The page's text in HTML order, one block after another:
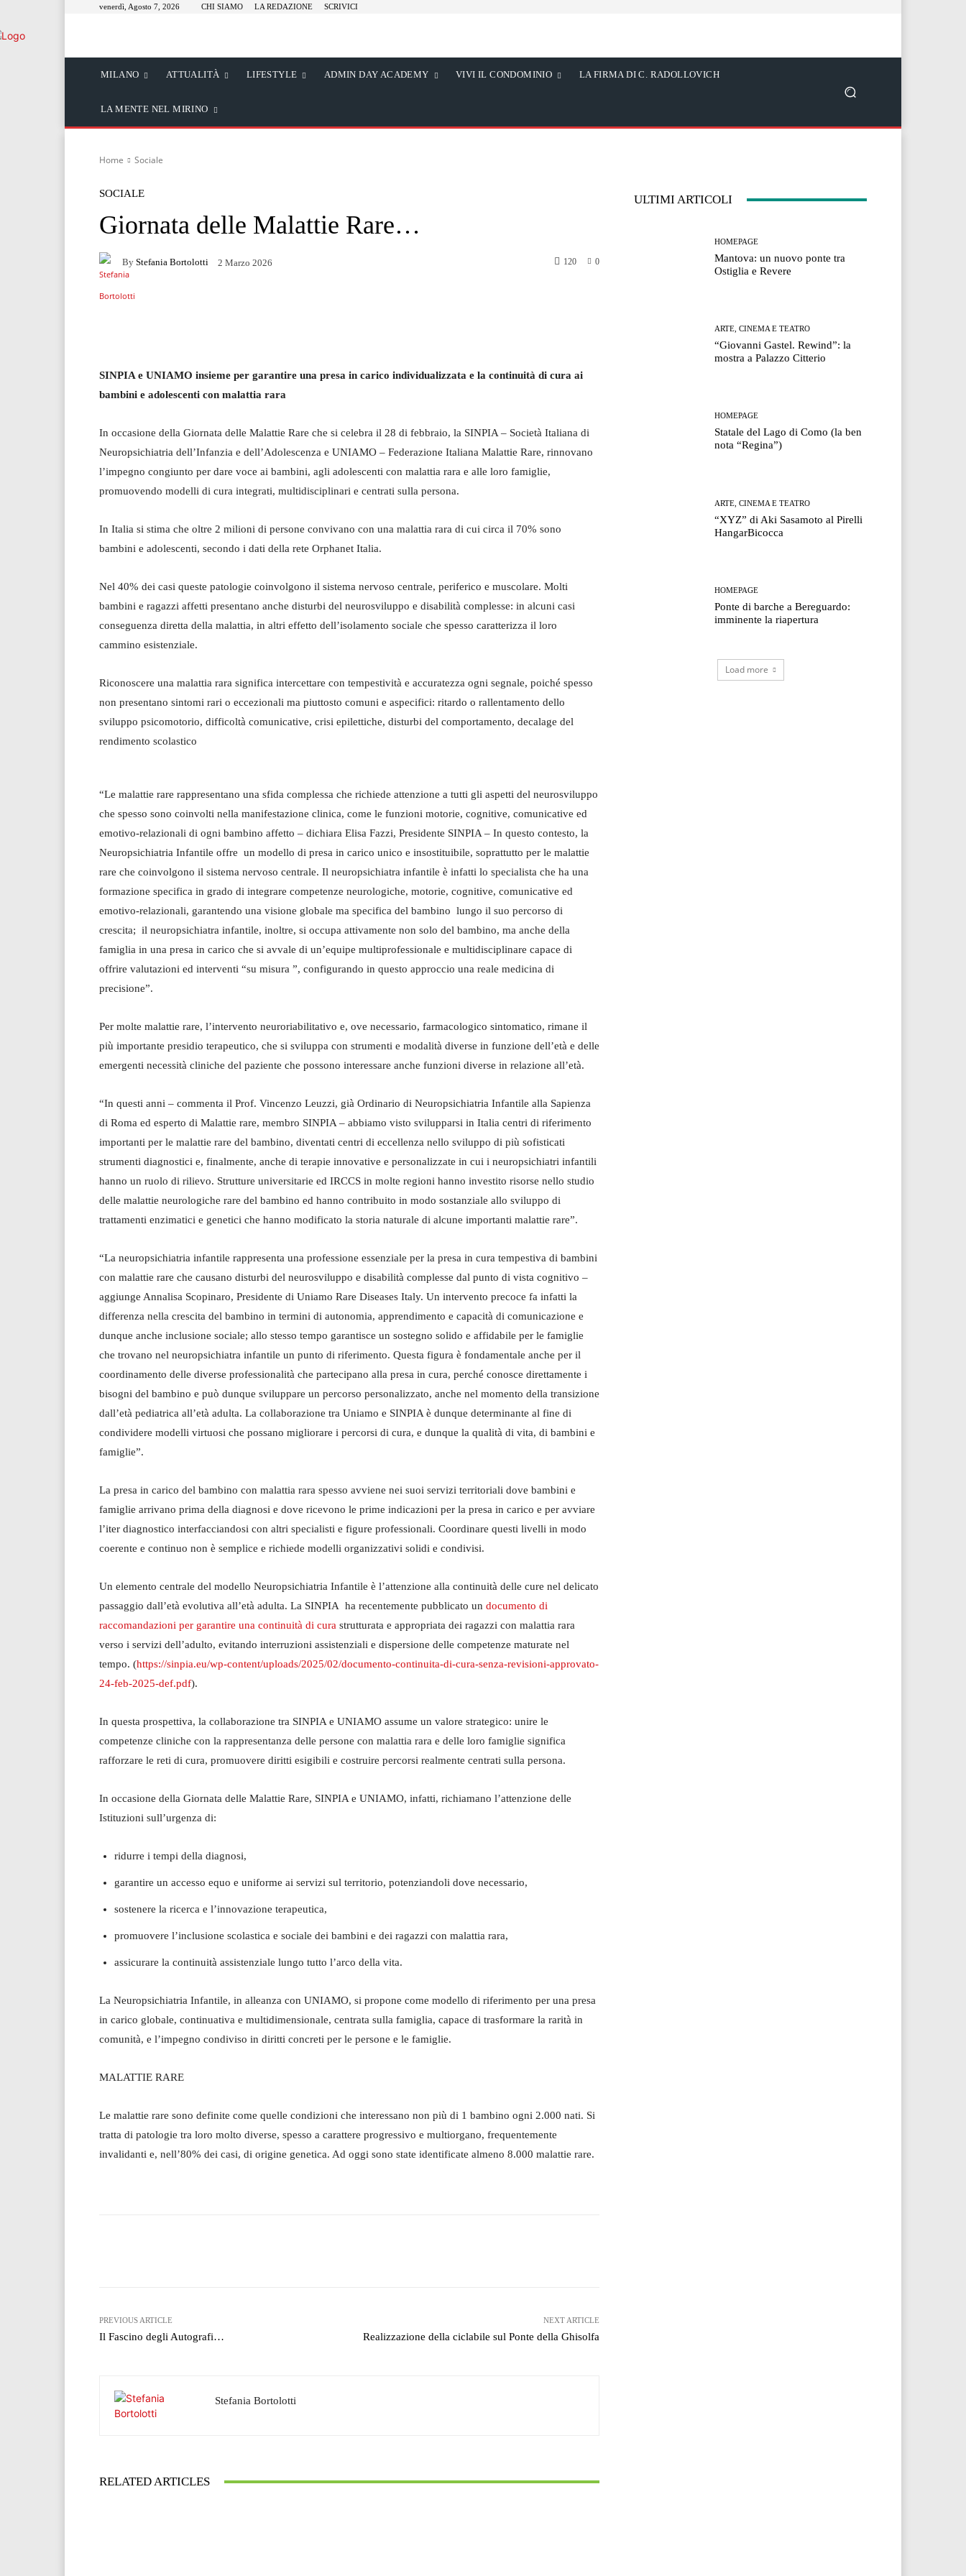
venerdì, Agosto 7, 2026 CHI SIAMO LA REDAZIONE SCRIVICI
MILANO ATTUALITÀ LIFESTYLE ADMIN DAY ACADEMY VIVI IL CONDOMINIO LA FIRMA DI C. RADOLLOVICH
LA MENTE NEL MIRINO
Home Sociale
SOCIALE
Giornata delle Malattie Rare…
By Stefania Bortolotti 2 Marzo 2026 0
120
SINPIA e UNIAMO insieme per garantire una presa in carico individualizzata e la continuità di cura ai
bambini e adolescenti con malattia rara
In occasione della Giornata delle Malattie Rare che si celebra il 28 di febbraio, la SINPIA – Società Italiana di
Neuropsichiatria dell’Infanzia e dell’Adolescenza e UNIAMO – Federazione Italiana Malattie Rare, rinnovano
l’impegno congiunto per dare voce ai bambini, agli adolescenti con malattia rara e alle loro famiglie,
promuovendo modelli di cura integrati, multidisciplinari e centrati sulla persona.
In Italia si stima che oltre 2 milioni di persone convivano con una malattia rara di cui circa il 70% sono
bambini e adolescenti, secondo i dati della rete Orphanet Italia.
Nel 40% dei casi queste patologie coinvolgono il sistema nervoso centrale, periferico e muscolare. Molti
bambini e ragazzi affetti presentano anche disturbi del neurosviluppo e disabilità complesse: in alcuni casi
conseguenza diretta della malattia, in altri effetto dell’isolamento sociale che spesso caratterizza il loro
cammino esistenziale.
Riconoscere una malattia rara significa intercettare con tempestività e accuratezza ogni segnale, poiché spesso
non presentano sintomi rari o eccezionali ma piuttosto comuni e aspecifici: ritardo o rallentamento dello
sviluppo psicomotorio, difficoltà comunicative, crisi epilettiche, disturbi del comportamento, decalage del
rendimento scolastico
“Le malattie rare rappresentano una sfida complessa che richiede attenzione a tutti gli aspetti del neurosviluppo
che spesso sono coinvolti nella manifestazione clinica, come le funzioni motorie, cognitive, comunicative ed
emotivo-relazionali di ogni bambino affetto – dichiara Elisa Fazzi, Presidente SINPIA – In questo contesto, la
Neuropsichiatria Infantile offre un modello di presa in carico unico e insostituibile, soprattutto per le malattie
rare che coinvolgono il sistema nervoso centrale. Il neuropsichiatra infantile è infatti lo specialista che ha una
formazione specifica in grado di integrare competenze neurologiche, motorie, cognitive, comunicative ed
emotivo-relazionali, garantendo una visione globale ma specifica del bambino lungo il suo percorso di
crescita; il neuropsichiatra infantile, inoltre, si occupa attivamente non solo del bambino, ma anche della
famiglia in una presa in carico che si avvale di un’equipe multiprofessionale e multidisciplinare capace di
offrire valutazioni ed interventi “su misura ”, configurando in questo approccio una reale medicina di
precisione”.
Per molte malattie rare, l’intervento neuroriabilitativo e, ove necessario, farmacologico sintomatico, rimane il
più importante presidio terapeutico, che si sviluppa con strumenti e modalità diverse in funzione dell’età e delle
emergenti necessità cliniche del paziente che possono interessare anche funzioni diverse in relazione all’età.
“In questi anni – commenta il Prof. Vincenzo Leuzzi, già Ordinario di Neuropsichiatria Infantile alla Sapienza
di Roma ed esperto di Malattie rare, membro SINPIA – abbiamo visto svilupparsi in Italia centri di riferimento
importanti per le malattie rare del bambino, diventati centri di eccellenza nello sviluppo di più sofisticati
strumenti diagnostici e, finalmente, anche di terapie innovative e personalizzate in cui i neuropsichiatri infantili
hanno un ruolo di rilievo. Strutture universitarie ed IRCCS in molte regioni hanno investito risorse nello studio
delle malattie neurologiche rare del bambino ed hanno contribuito in modo sostanziale allo sviluppo di
trattamenti enzimatici e genetici che hanno modificato la storia naturale di alcune importanti malattie rare”.
“La neuropsichiatria infantile rappresenta una professione essenziale per la presa in cura tempestiva di bambini
con malattie rare che causano disturbi del neurosviluppo e disabilità complesse dal punto di vista cognitivo –
aggiunge Annalisa Scopinaro, Presidente di Uniamo Rare Diseases Italy. Un intervento precoce fa infatti la
differenza nella crescita del bambino in termini di autonomia, apprendimento e capacità di comunicazione e
dunque anche inclusione sociale; allo stesso tempo garantisce un sostegno solido e affidabile per le famiglie
che trovano nel neuropsichiatra infantile un punto di riferimento. Questa figura è fondamentale anche per il
coordinamento delle diverse professionalità che partecipano alla presa in cura, perché conosce direttamente i
bisogni del bambino e può dunque sviluppare un percorso personalizzato, anche nel momento della transizione
dall’età pediatrica all’età adulta. La collaborazione tra Uniamo e SINPIA è dunque determinante al fine di
condividere modelli virtuosi che possano migliorare i percorsi di cura, e dunque la qualità di vita, di bambini e
famiglie”.
La presa in carico del bambino con malattia rara spesso avviene nei suoi servizi territoriali dove bambini e
famiglie arrivano prima della diagnosi e dove ricevono le prime indicazioni per la presa in carico e per avviare
l’iter diagnostico interfacciandosi con altri specialisti e figure professionali. Coordinare questi livelli in modo
coerente e continuo non è semplice e richiede modelli organizzativi solidi e condivisi.
Un elemento centrale del modello Neuropsichiatria Infantile è l’attenzione alla continuità delle cure nel delicato
passaggio dall’età evolutiva all’età adulta. La SINPIA ha recentemente pubblicato un documento di
raccomandazioni per garantire una continuità di cura strutturata e appropriata dei ragazzi con malattia rara
verso i servizi dell’adulto, evitando interruzioni assistenziali e dispersione delle competenze maturate nel
tempo. (https://sinpia.eu/wp-content/uploads/2025/02/documento-continuita-di-cura-senza-revisioni-approvato-
24-feb-2025-def.pdf).
In questa prospettiva, la collaborazione tra SINPIA e UNIAMO assume un valore strategico: unire le
competenze cliniche con la rappresentanza delle persone con malattia rara e delle loro famiglie significa
rafforzare le reti di cura, promuovere diritti esigibili e costruire percorsi realmente centrati sulla persona.
In occasione della Giornata delle Malattie Rare, SINPIA e UNIAMO, infatti, richiamano l’attenzione delle
Istituzioni sull’urgenza di:
ridurre i tempi della diagnosi,
garantire un accesso equo e uniforme ai servizi sul territorio, potenziandoli dove necessario,
sostenere la ricerca e l’innovazione terapeutica,
promuovere l’inclusione scolastica e sociale dei bambini e dei ragazzi con malattia rara,
assicurare la continuità assistenziale lungo tutto l’arco della vita.
La Neuropsichiatria Infantile, in alleanza con UNIAMO, si propone come modello di riferimento per una presa
in carico globale, continuativa e multidimensionale, centrata sulla famiglia, capace di trasformare la rarità in
comunità, e l’impegno condiviso in diritti concreti per le persone e le famiglie.
MALATTIE RARE
Le malattie rare sono definite come quelle condizioni che interessano non più di 1 bambino ogni 2.000 nati. Si
tratta di patologie tra loro molto diverse, spesso a carattere progressivo e multiorgano, frequentemente
invalidanti e, nell’80% dei casi, di origine genetica. Ad oggi sono state identificate almeno 8.000 malattie rare.
PREVIOUS ARTICLE
Il Fascino degli Autografi…
NEXT ARTICLE
Realizzazione della ciclabile sul Ponte della Ghisolfa
Stefania Bortolotti
RELATED ARTICLES
ULTIMI ARTICOLI
HOMEPAGE
Mantova: un nuovo ponte tra
Ostiglia e Revere
ARTE, CINEMA E TEATRO
“Giovanni Gastel. Rewind”: la
mostra a Palazzo Citterio
HOMEPAGE
Statale del Lago di Como (la ben
nota “Regina”)
ARTE, CINEMA E TEATRO
“XYZ” di Aki Sasamoto al Pirelli
HangarBicocca
HOMEPAGE
Ponte di barche a Bereguardo:
imminente la riapertura
Load more